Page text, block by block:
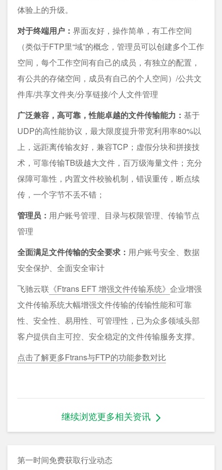
体验上的升级。
对于终端用户： 界面友好，操作简单，有工作空间
（类似于FTP里“域”的概念，管理员可以创建多个工作
空间，每个工作空间有自己的成员，有独立的配置，
有公共的存储空间，成员有自己的个人空间）/公共文
件库/共享文件夹/分享链接/个人文件管理
广泛兼容，高可靠，性能卓越的文件传输能力： 基于
UDP的高性能协议，最大限度提升带宽利用率80%以
上，远距离传输友好，兼容TCP；虚假分块和拼接技
术，可靠传输TB级越大文件，百万级海量文件；充分
保障可靠性，内置文件校验机制，错误重传，断点续
传，一个字节不丢不错；
管理员： 用户账号管理、目录与权限管理、传输节点
管理
全面满足文件传输的安全要求： 用户账号安全、数据
安全保护、全面安全审计
飞驰云联 《Ftrans EFT 增强文件传输系统》 企业增强
文件传输系统大幅增强文件传输的传输性能和可靠
性、安全性、易用性、可管理性，已为众多领域头部
客户提供自主可控、安全稳定的文件传输服务支撑。
点击了解更多Ftrans与FTP的功能参数对比
继续浏览更多相关资讯
第一时间免费获取行业动态